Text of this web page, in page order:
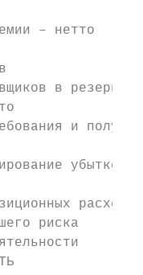
премии –
в
– нетто
и